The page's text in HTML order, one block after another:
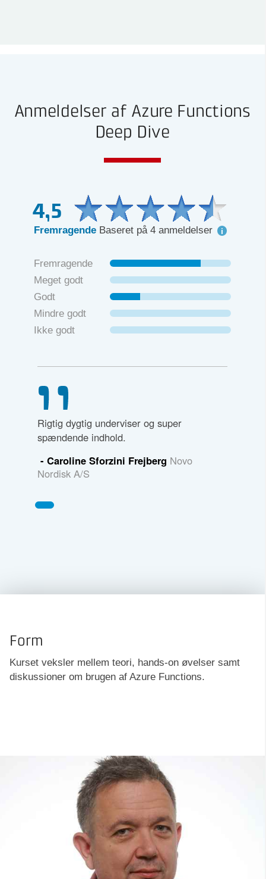
Anmeldelser af Azure Functions
Deep Dive
4,5
Fremragende Baseret på 4 anmeldelser
Fremragende
Meget godt
Godt
Mindre godt
Ikke godt
Rigtig dygtig underviser og super
spændende indhold.
- Caroline Sforzini Frejberg Novo
Nordisk A/S
Form
Kurset veksler mellem teori, hands-on øvelser samt
diskussioner om brugen af Azure Functions.